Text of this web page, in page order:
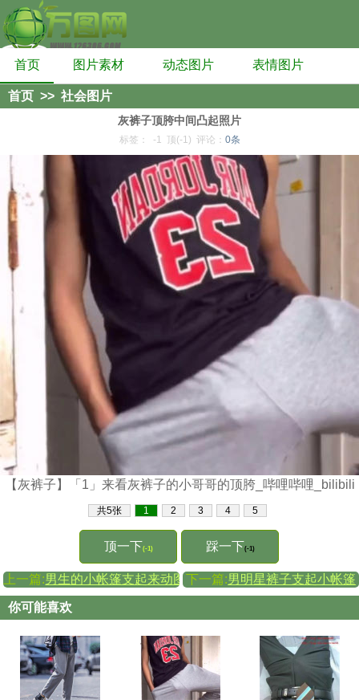
首页 图片素材 动态图片 表情图片
首页 >> 社会图片
灰裤子顶胯中间凸起照片
标签： -1 顶(-1) 评论： 0条
【灰裤子】「1」来看灰裤子的小哥哥的顶胯_哔哩哔哩_bilibili
共5张 1 2 3 4 5
顶一下(-1) 踩一下(-1)
上一篇:男生的小帐篷支起来动图下一篇:男明星裤子支起小帐篷
你可能喜欢